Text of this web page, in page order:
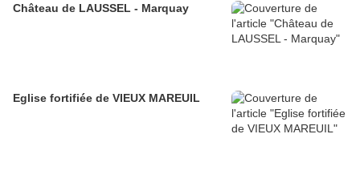
Château de LAUSSEL - Marquay
Eglise fortifiée de VIEUX MAREUIL